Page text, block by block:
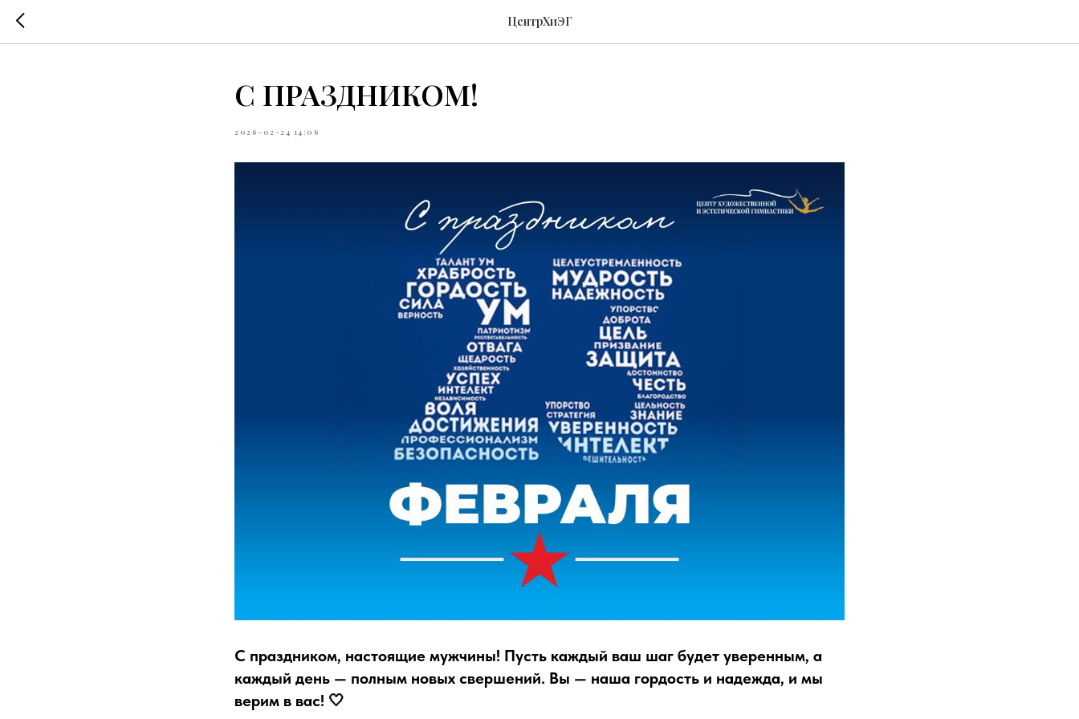
ЦентрХиЭГ
С ПРАЗДНИКОМ!
2026-02-24 14:06
С праздником, настоящие мужчины! Пусть каждый ваш шаг будет уверенным, а
каждый день — полным новых свершений. Вы — наша гордость и надежда, и мы
верим в вас! 🤍